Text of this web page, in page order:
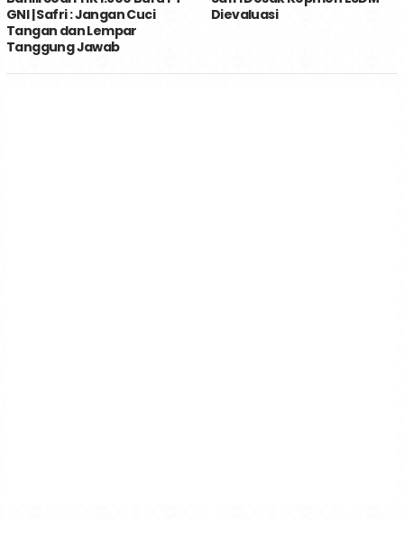
GNI | Safri : Jangan Cuci
Tangan dan Lempar
Tanggung Jawab
Dievaluasi